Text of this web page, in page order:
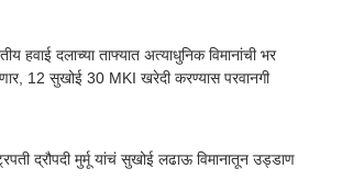
हवाई दलाच्या ताफ्यात अत्याधुनिक विमानांची भर
12 सुखोई 30 MKI खरेदी करण्यास परवानगी
द्रौपदी मुर्मू यांचं सुखोई लढाऊ विमानातून उड्डाण